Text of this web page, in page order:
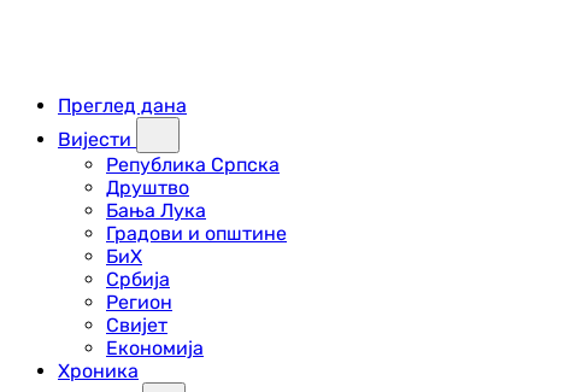
Преглед дана
Вијести
Република Српска
Друштво
Бања Лука
Градови и општине
БиХ
Србија
Регион
Свијет
Економија
Хроника